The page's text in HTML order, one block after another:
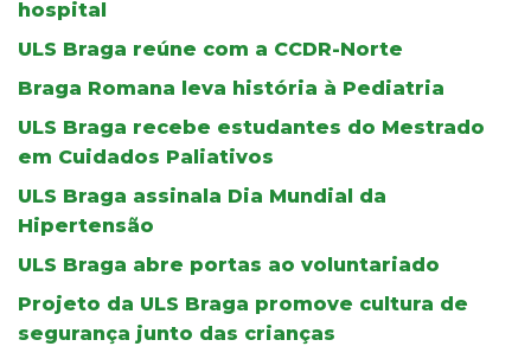
hospital
ULS Braga reúne com a CCDR-Norte
Braga Romana leva história à Pediatria
ULS Braga recebe estudantes do Mestrado
em Cuidados Paliativos
ULS Braga assinala Dia Mundial da
Hipertensão
ULS Braga abre portas ao voluntariado
Projeto da ULS Braga promove cultura de
segurança junto das crianças